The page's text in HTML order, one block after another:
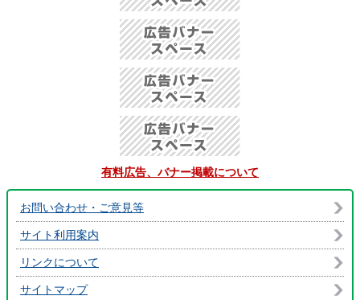
有料広告、バナー掲載について
お問い合わせ・ご意見等
サイト利用案内
リンクについて
サイトマップ